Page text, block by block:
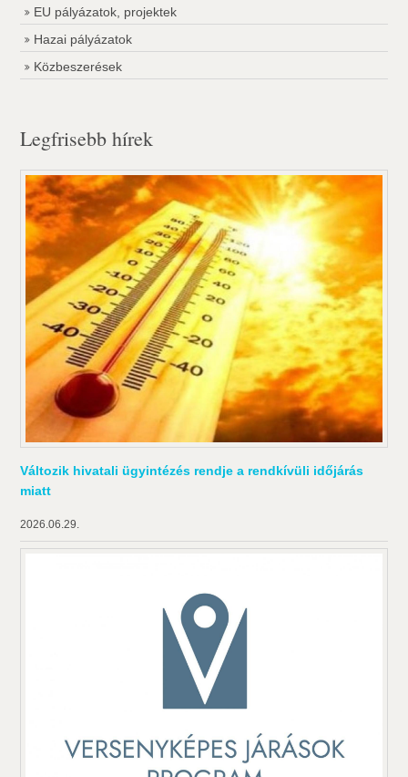
EU pályázatok, projektek
Hazai pályázatok
Közbeszerések
Legfrisebb hírek
Változik hivatali ügyintézés rendje a rendkívüli időjárás
miatt
2026.06.29.